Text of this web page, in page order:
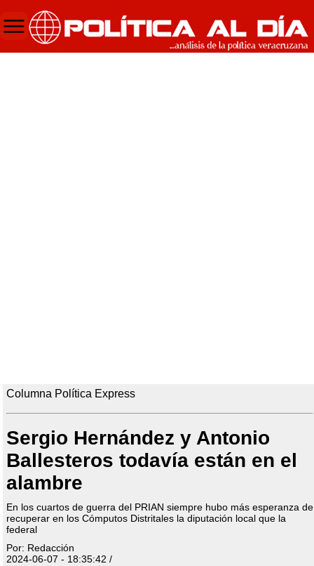
Columna Política Express
Sergio Hernández y Antonio
Ballesteros todavía están en el
alambre
En los cuartos de guerra del PRIAN siempre hubo más esperanza de
recuperar en los Cómputos Distritales la diputación local que la
federal
Por: Redacción
2024-06-07 - 18:35:42 /